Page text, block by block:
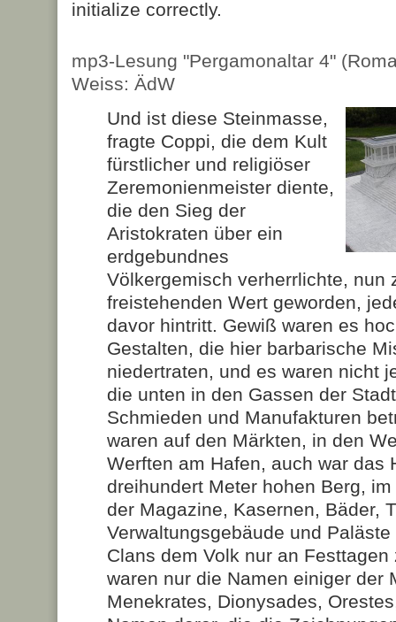
initialize correctly.
mp3-Lesung "Pergamonaltar 4"
Weiss: ÄdW
Und ist diese Steinmasse,
fragte Coppi, die dem Kult
fürstlicher und religiöser
Zeremonienmeister diente,
die den Sieg der
Aristokraten über ein
erdgebundnes
Völkergemisch verherrlichte, nun
freistehenden Wert geworden,
davor hintritt. Gewiß waren es
Gestalten, die hier barbarische
niedertraten, und es waren nicht
die unten in den Gassen der
Schmieden und Manufakturen
waren auf den Märkten, in den
Werften am Hafen, auch war das
dreihundert Meter hohen Berg,
der Magazine, Kasernen, Bäder,
Verwaltungsgebäude und
Clans dem Volk nur an
waren nur die Namen einiger der
Menekrates, Dionysades,